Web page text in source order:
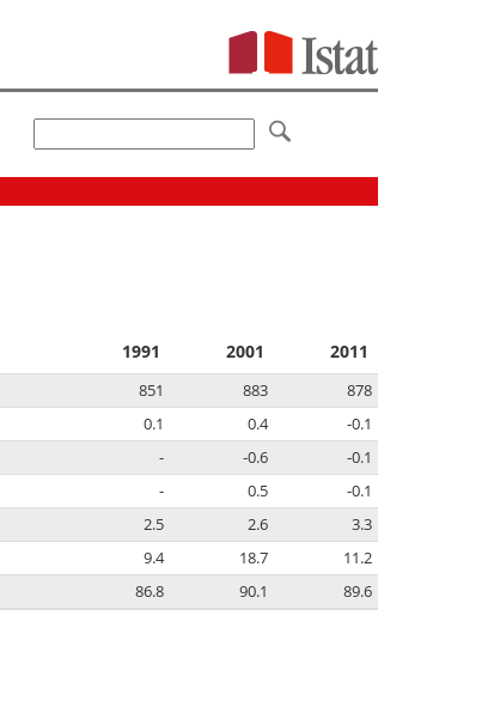
1991 2001 2011
851 883
878
0.1 0.4
-0.1
- -0.6
-0.1
- 0.5
-0.1
2.5 2.6
3.3
9.4 18.7
11.2
86.8 90.1 89.6